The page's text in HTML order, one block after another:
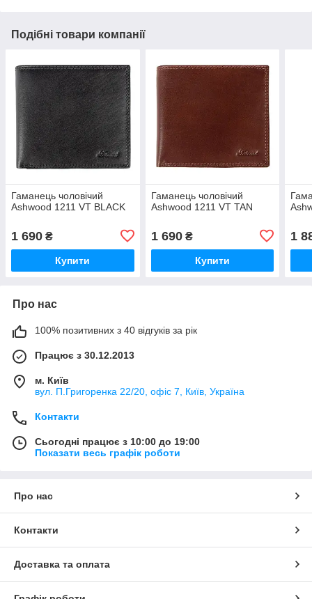
Подібні товари компанії
Гаманець чоловічий
Ashwood 1211 VT BLACK
1 690 ₴
Купити
Гаманець чоловічий
Ashwood 1211 VT TAN
1 690₴
Купити
1
Про нас
100% позитивних з 40 відгуків за рік
Працює з 30.12.2013
м. Київ
вул. П.Григоренка 22/20, офіс 7, Київ, Україна
Контакти
Сьогодні працює з 10:00 до 19:00
Показати весь графік роботи
Про нас
Контакти
Доставка та оплата